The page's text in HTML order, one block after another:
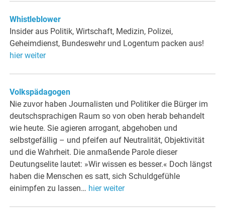
Whistleblower
Insider aus Politik, Wirtschaft, Medizin, Polizei,
Geheimdienst, Bundeswehr und Logentum packen aus!
hier weiter
Volkspädagogen
Nie zuvor haben Journalisten und Politiker die Bürger im
deutschsprachigen Raum so von oben herab behandelt
wie heute. Sie agieren arrogant, abgehoben und
selbstgefällig – und pfeifen auf Neutralität, Objektivität
und die Wahrheit. Die anmaßende Parole dieser
Deutungselite lautet: »Wir wissen es besser.« Doch längst
haben die Menschen es satt, sich Schuldgefühle
einimpfen zu lassen… hier weiter